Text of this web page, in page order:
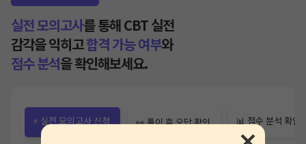
실전 모의고사를 통해 CBT 실전
감각을 익히고합격 가능 여부와
점수 분석을 확인해보세요.
⚡ 실전 모의고사 신청 👀 풀이 후 오답 확인 📊 점수 분석 확인